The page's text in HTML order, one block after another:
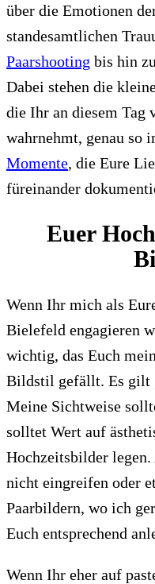
über die Emotionen
standesamtlichen
Paarshooting bis hin
Dabei stehen die
die Ihr an diesem Tag
wahrnehmt, genau so
Momente, die Eure
füreinander
Euer
Wenn Ihr mich als
Bielefeld engagieren
wichtig, das Euch
Bildstil gefällt. Es gilt
Meine Sichtweise
solltet Wert auf
Hochzeitsbilder
nicht eingreifen oder
Paarbildern, wo ich
Euch entsprechend
Wenn Ihr eher auf